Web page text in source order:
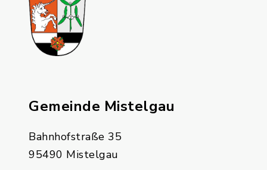
Gemeinde Mistelgau
Bahnhofstraße 35
95490 Mistelgau